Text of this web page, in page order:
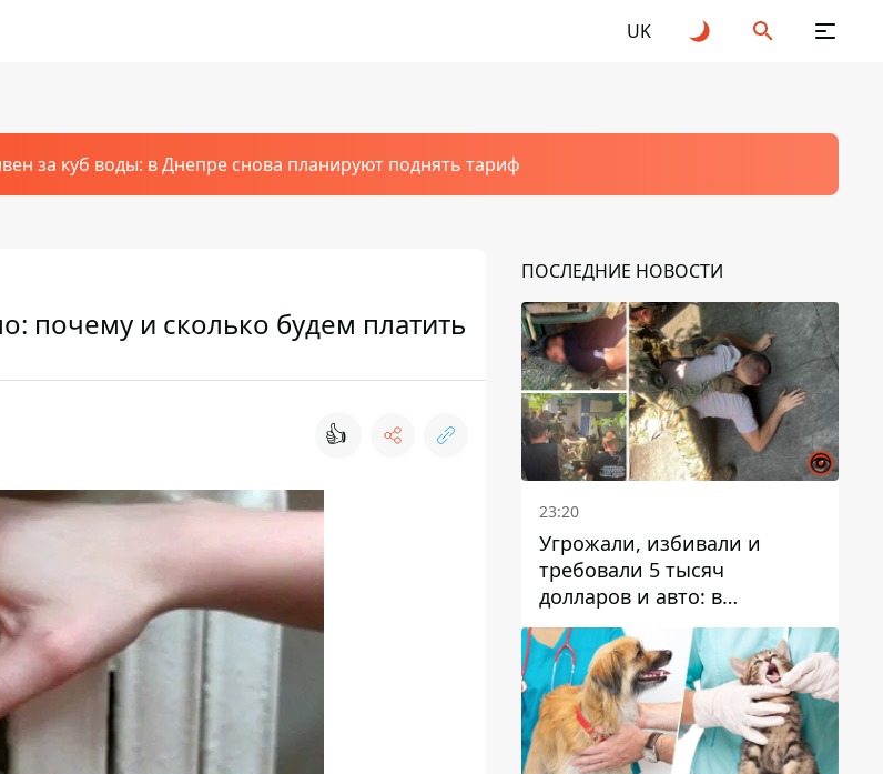
UK
за куб воды: в Днепре снова планируют поднять тариф
почему и сколько будем платить
👍
ПОСЛЕДНИЕ НОВОСТИ
23:20
Угрожали, избивали и
требовали 5 тысяч
долларов и авто: в
Павлограде задержали двух
мужчин